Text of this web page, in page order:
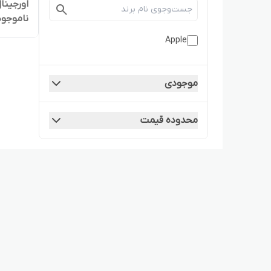
Apple
موجودی
محدوده قیمت